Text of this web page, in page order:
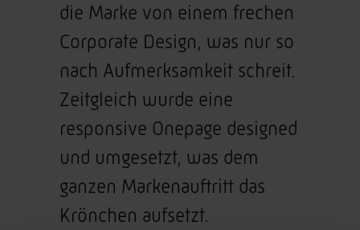
die Marke von einem frechen
Corporate Design, was nur so
nach Aufmerksamkeit schreit.
Zeitgleich wurde eine
responsive Onepage designed
und umgesetzt, was dem
ganzen Markenauftritt das
Krönchen aufsetzt.